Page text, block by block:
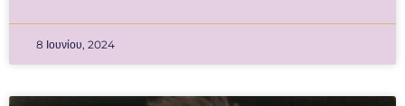
8 Ιουνίου, 2024